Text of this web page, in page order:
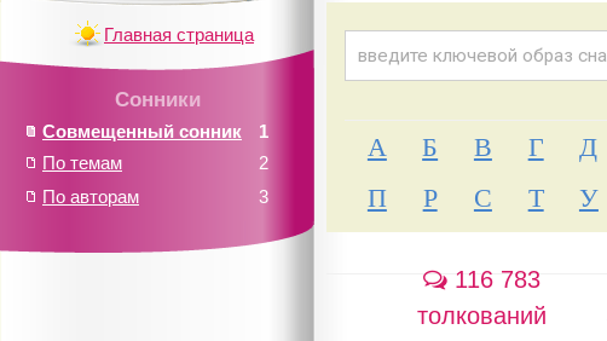
А Б В Г Д
П
Р С Т У
116 783
толкований
Главная страница
Сонники
1
Совмещенный сонник
2
По темам
3
По авторам